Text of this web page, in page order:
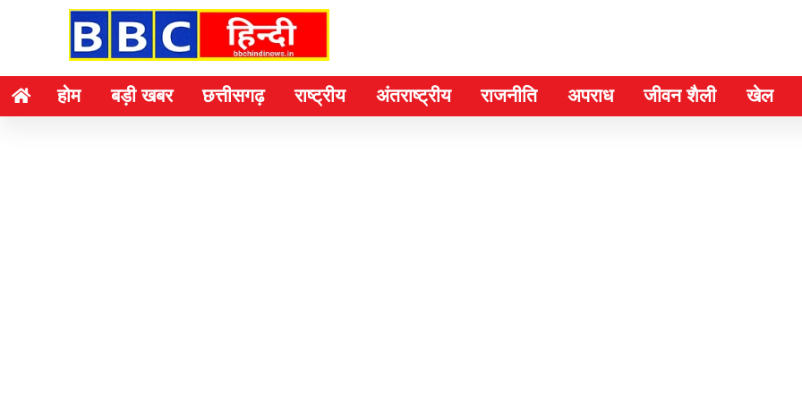
होम बड़ी खबर छत्तीसगढ़ राष्ट्रीय अंतराष्ट्रीय राजनीति अपराध जीवन शैली खेल